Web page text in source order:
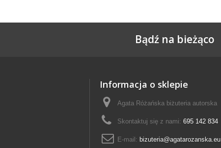
Bądź na bieżąco
Informacja o sklepie
Agata Różańska biżuteria autorska
Skontaktuj się z nami: 695 142 834
E-mail: bizuteria@agatarozanska.eu